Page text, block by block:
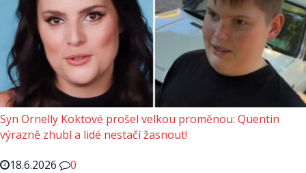
Syn Ornelly Koktové prošel velkou proměnou: Quentin
výrazně zhubl a lidé nestačí žasnout!
18.6.2026
0